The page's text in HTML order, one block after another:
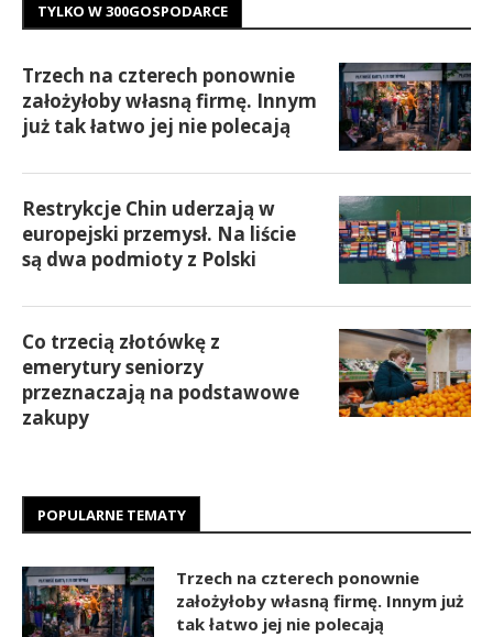
TYLKO W 300GOSPODARCE
Trzech na czterech ponownie
założyłoby własną firmę. Innym
już tak łatwo jej nie polecają
Restrykcje Chin uderzają w
europejski przemysł. Na liście
są dwa podmioty z Polski
Co trzecią złotówkę z
emerytury seniorzy
przeznaczają na podstawowe
zakupy
POPULARNE TEMATY
Trzech na czterech ponownie
założyłoby własną firmę. Innym już
tak łatwo jej nie polecają